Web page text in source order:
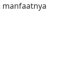
manfaatnya